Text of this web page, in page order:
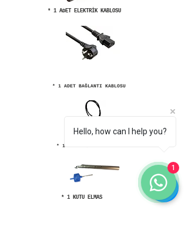
* 1 ADET ELEKTRİK KABLOSU
* 1 ADET BAĞLANTI KABLOSU
* 1 ADET 16'LIK KATER
* 1 KUTU ELMAS
Hello, how can I help you?
1